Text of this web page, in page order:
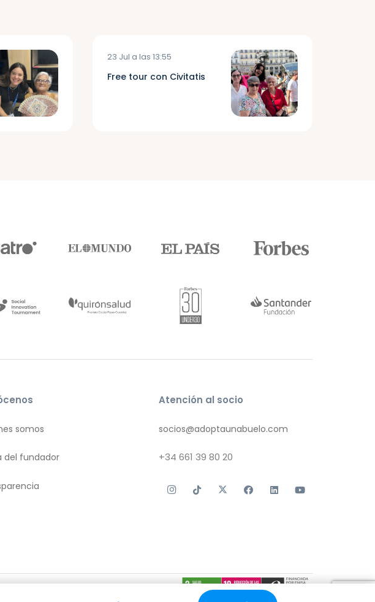
23 Jul a las 13:55
Free tour con Civitatis
somos
del fundador
Atención al socio
socios@adoptaunabuelo.com
+34 661 39 80 20